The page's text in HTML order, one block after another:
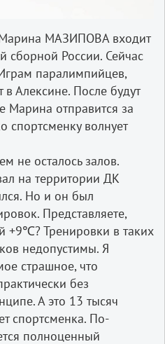
МАЗИПОВА входит
сборной России. Сейчас
паралимпийцев,
в Алексине. После будут
Марина отправится за
спортсменку волнует
не осталось залов.
на территории ДК
Но и он был
Представляете,
+9℃? Тренировки в таких
недопустимы. Я
страшное, что
без
А это 13 тысяч
спортсменка. По-
полноценный